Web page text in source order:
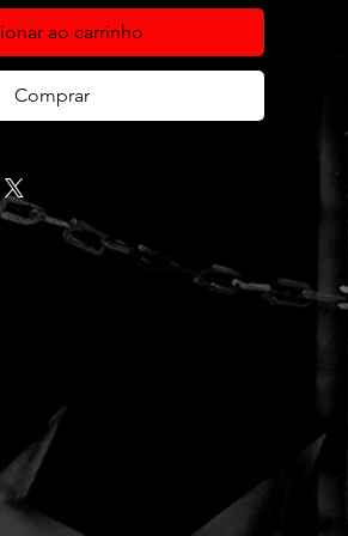
ao carrinho
Comprar